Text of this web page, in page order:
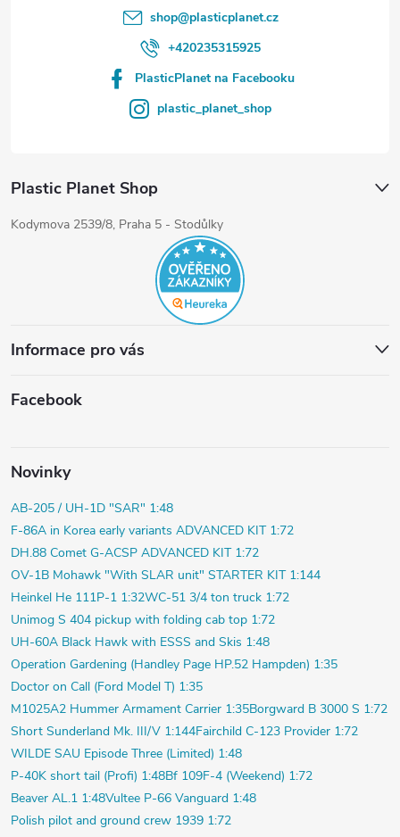
shop@plasticplanet.cz
+420235315925
PlasticPlanet na Facebooku
plastic_planet_shop
Plastic Planet Shop
Kodymova 2539/8, Praha 5 - Stodůlky
Informace pro vás
Facebook
Novinky
AB-205 / UH-1D "SAR" 1:48
F-86A in Korea early variants ADVANCED KIT 1:72
DH.88 Comet G-ACSP ADVANCED KIT 1:72
OV-1B Mohawk "With SLAR unit" STARTER KIT 1:144
Heinkel He 111P-1 1:32WC-51 3/4 ton truck 1:72
Unimog S 404 pickup with folding cab top 1:72
UH-60A Black Hawk with ESSS and Skis 1:48
Operation Gardening (Handley Page HP.52 Hampden) 1:35
Doctor on Call (Ford Model T) 1:35
M1025A2 Hummer Armament Carrier 1:35Borgward B 3000 S 1:72
Short Sunderland Mk. III/V 1:144Fairchild C-123 Provider 1:72
WILDE SAU Episode Three (Limited) 1:48
P-40K short tail (Profi) 1:48Bf 109F-4 (Weekend) 1:72
Beaver AL.1 1:48Vultee P-66 Vanguard 1:48
Polish pilot and ground crew 1939 1:72